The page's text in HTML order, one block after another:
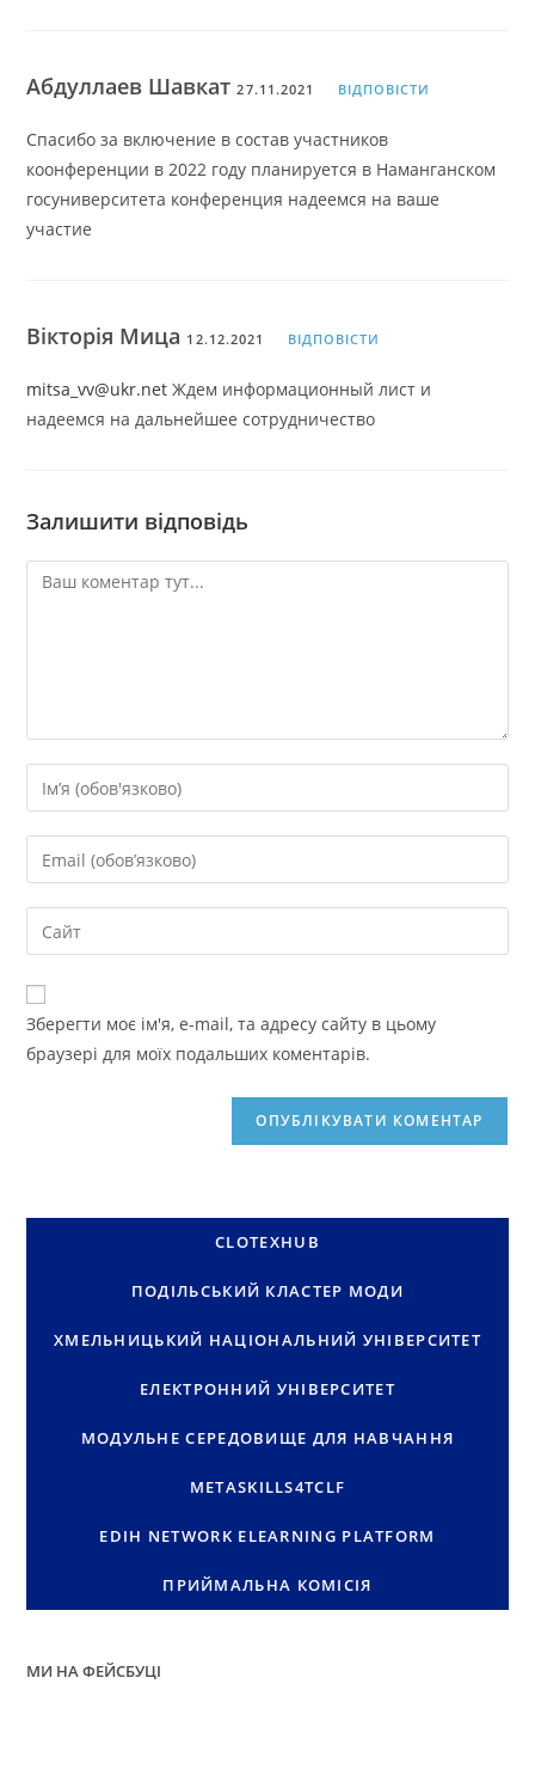
Абдуллаев Шавкат27.11.2021 ВІДПОВІСТИ
Спасибо за включение в состав участников
коонференции в 2022 году планируется в Наманганском
госуниверситета конференция надеемся на ваше
участие
Вікторія Мица 12.12.2021 ВІДПОВІСТИ
mitsa_vv@ukr.net Ждем информационный лист и
надеемся на дальнейшее сотрудничество
Залишити відповідь
Коментар
Введіть
своє
ім'я
або
користувача,
щоб
прокоментувати
Введіть
свою
електронну
адресу,
прокоментувати
Введіть
URL-
адресу
сайту
(необов’язково)
Зберегти моє ім'я, e-mail, та адресу сайту в цьому
браузері для моїх подальших коментарів.
CLOTEXHUB
ПОДІЛЬСЬКИЙ КЛАСТЕР МОДИ
ХМЕЛЬНИЦЬКИЙ НАЦІОНАЛЬНИЙ УНІВЕРСИТЕТ
ЕЛЕКТРОННИЙ УНІВЕРСИТЕТ
МОДУЛЬНЕ СЕРЕДОВИЩЕ ДЛЯ НАВЧАННЯ
METASKILLS4TCLF
EDIH NETWORK ELEARNING PLATFORM
ПРИЙМАЛЬНА КОМІСІЯ
МИ НА ФЕЙСБУЦІ